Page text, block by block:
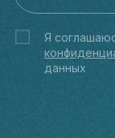
Я
данных